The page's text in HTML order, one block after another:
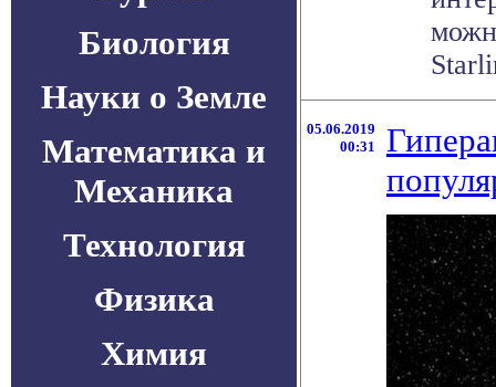
Биология
Науки о Земле
Математика и
Механика
Технология
Физика
Химия
05.06.2019
00:31